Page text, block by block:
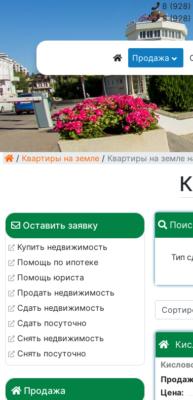
8 (928)
8 (928)
Продажа
/ Квартиры на земле / Квартиры на земле
Оставить заявку
Купить недвижимость
Помощь по ипотеке
Помощь юриста
Продать недвижимость
Сдать недвижимость
Сдать посуточно
Снять недвижимость
Снять посуточно
Продажа
Тип
Цена: